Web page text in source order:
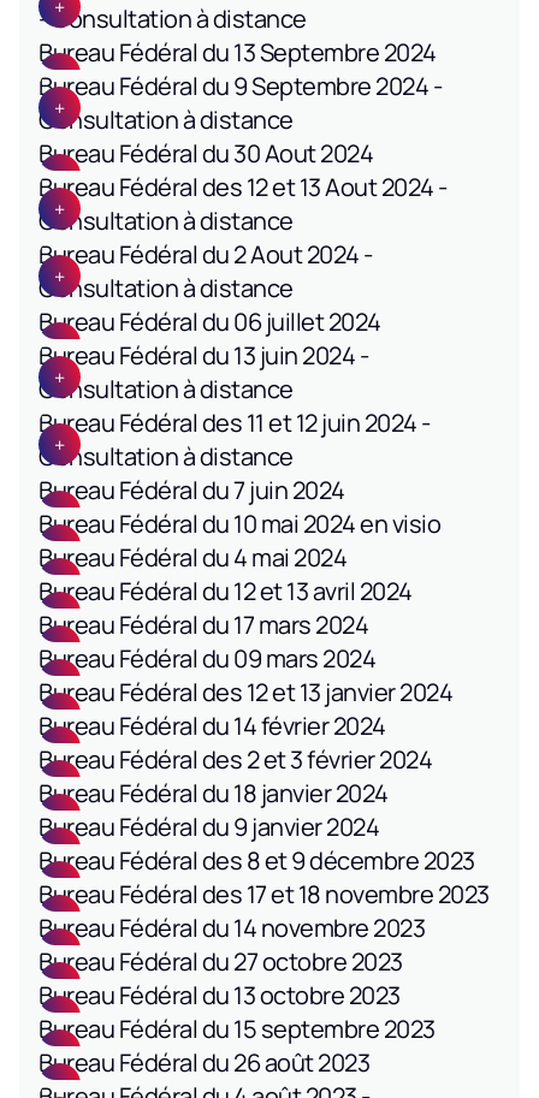
- Consultation à distance
Bureau Fédéral du 13 Septembre 2024
Bureau Fédéral du 9 Septembre 2024 -
Consultation à distance
Bureau Fédéral du 30 Aout 2024
Bureau Fédéral des 12 et 13 Aout 2024 -
Consultation à distance
Bureau Fédéral du 2 Aout 2024 -
Consultation à distance
Bureau Fédéral du 06 juillet 2024
Bureau Fédéral du 13 juin 2024 -
Consultation à distance
Bureau Fédéral des 11 et 12 juin 2024 -
Consultation à distance
Bureau Fédéral du 7 juin 2024
Bureau Fédéral du 10 mai 2024 en visio
Bureau Fédéral du 4 mai 2024
Bureau Fédéral du 12 et 13 avril 2024
Bureau Fédéral du 17 mars 2024
Bureau Fédéral du 09 mars 2024
Bureau Fédéral des 12 et 13 janvier 2024
Bureau Fédéral du 14 février 2024
Bureau Fédéral des 2 et 3 février 2024
Bureau Fédéral du 18 janvier 2024
Bureau Fédéral du 9 janvier 2024
Bureau Fédéral des 8 et 9 décembre 2023
Bureau Fédéral des 17 et 18 novembre 2023
Bureau Fédéral du 14 novembre 2023
Bureau Fédéral du 27 octobre 2023
Bureau Fédéral du 13 octobre 2023
Bureau Fédéral du 15 septembre 2023
Bureau Fédéral du 26 août 2023